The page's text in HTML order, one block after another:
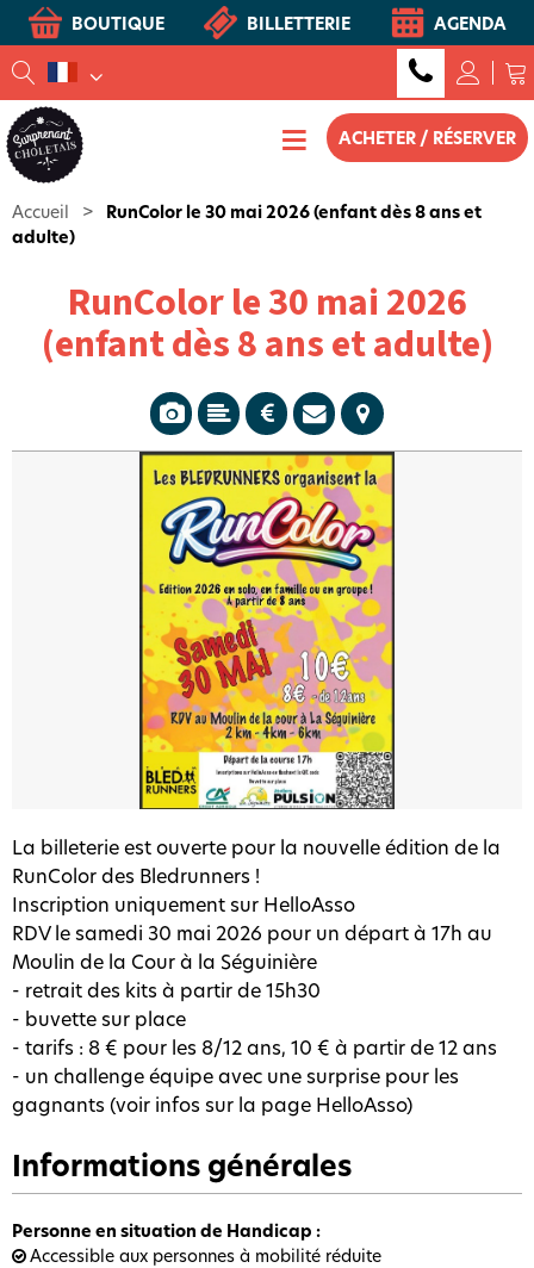
BOUTIQUE BILLETTERIE AGENDA
ACHETER / RÉSERVER
Accueil >
RunColor le 30 mai 2026 (enfant dès 8 ans et
adulte)
RunColor le 30 mai 2026
(enfant dès 8 ans et adulte)
La billeterie est ouverte pour la nouvelle édition de la
RunColor des Bledrunners !
Inscription uniquement sur HelloAsso
RDV le samedi 30 mai 2026 pour un départ à 17h au
Moulin de la Cour à la Séguinière
- retrait des kits à partir de 15h30
- buvette sur place
- tarifs : 8 € pour les 8/12 ans, 10 € à partir de 12 ans
- un challenge équipe avec une surprise pour les
gagnants (voir infos sur la page HelloAsso)
Informations générales
Personne en situation de Handicap :
Accessible aux personnes à mobilité réduite